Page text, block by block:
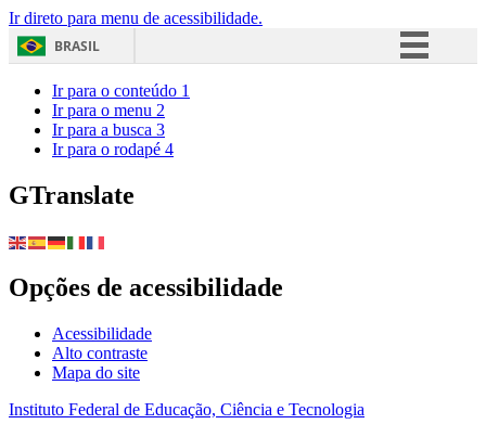
Ir direto para menu de acessibilidade.
BRASIL
Ir para o conteúdo 1
Ir para o menu 2
Ir para a busca 3
Ir para o rodapé 4
GTranslate
Opções de acessibilidade
Acessibilidade
Alto contraste
Mapa do site
Instituto Federal de Educação, Ciência e Tecnologia